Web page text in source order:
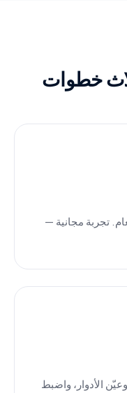
خطوات
تجربة مجانية —
الأدوار، واضبط